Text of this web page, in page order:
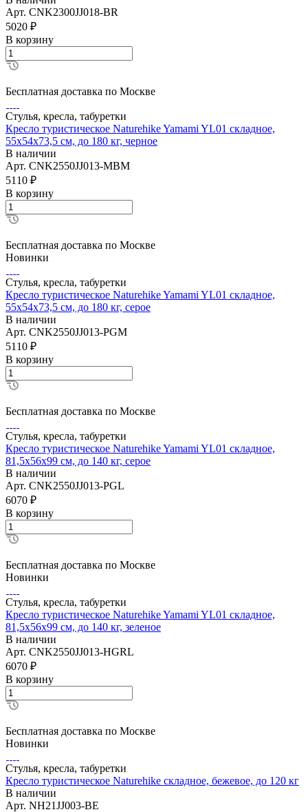
Арт. CNK2300JJ018-BR
5020 ₽
В корзину
Бесплатная доставка по Москве
Стулья, кресла, табуретки
Кресло туристическое Naturehike Yamami YL01 складное,
55х54х73,5 см, до 180 кг, черное
В наличии
Арт. CNK2550JJ013-MBM
5110 ₽
В корзину
Бесплатная доставка по Москве
Новинки
Стулья, кресла, табуретки
Кресло туристическое Naturehike Yamami YL01 складное,
55х54х73,5 см, до 180 кг, серое
В наличии
Арт. CNK2550JJ013-PGM
5110 ₽
В корзину
Бесплатная доставка по Москве
Стулья, кресла, табуретки
Кресло туристическое Naturehike Yamami YL01 складное,
81,5х56х99 см, до 140 кг, серое
В наличии
Арт. CNK2550JJ013-PGL
6070 ₽
В корзину
Бесплатная доставка по Москве
Новинки
Стулья, кресла, табуретки
Кресло туристическое Naturehike Yamami YL01 складное,
81,5х56х99 см, до 140 кг, зеленое
В наличии
Арт. CNK2550JJ013-HGRL
6070 ₽
В корзину
Бесплатная доставка по Москве
Новинки
Стулья, кресла, табуретки
Кресло туристическое Naturehike складное, бежевое, до 120 кг
В наличии
Арт. NH21JJ003-BE